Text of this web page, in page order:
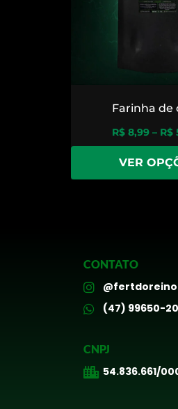
Farinha de
R$8,99 – R$
VER
CONTATO
@fertdoreino
(47) 99650-
CNPJ
54.836.661/